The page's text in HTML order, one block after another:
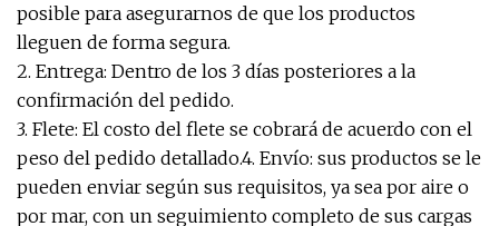
posible para asegurarnos de que los productos
lleguen de forma segura.
2. Entrega: Dentro de los 3 días posteriores a la
confirmación del pedido.
3. Flete: El costo del flete se cobrará de acuerdo con el
peso del pedido detallado.4. Envío: sus productos se le
pueden enviar según sus requisitos, ya sea por aire o
por mar, con un seguimiento completo de sus cargas